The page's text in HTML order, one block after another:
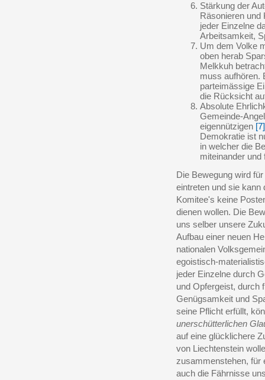
Stärkung der
Räsonieren und
jeder Einzelne
Arbeitsamkeit,
Um dem Volke
oben herab
Melkkuh
muss aufhören.
parteimässige
die Rücksicht
Absolute
Gemeinde-
eigennützigen [7]
Demokratie ist
in welcher die
miteinander
Die Bewegung wird
eintreten und sie kann
Komitee's keine
dienen wollen. Die
uns selber unsere
Aufbau einer neuen
nationalen
egoistisch-
jeder Einzelne durch
und Opfergeist, durch
Genügsamkeit und
seine Pflicht erfüllt,
unerschütterlichen
auf eine glücklichere
von Liechtenstein
zusammenstehen, für
auch die Fährnisse